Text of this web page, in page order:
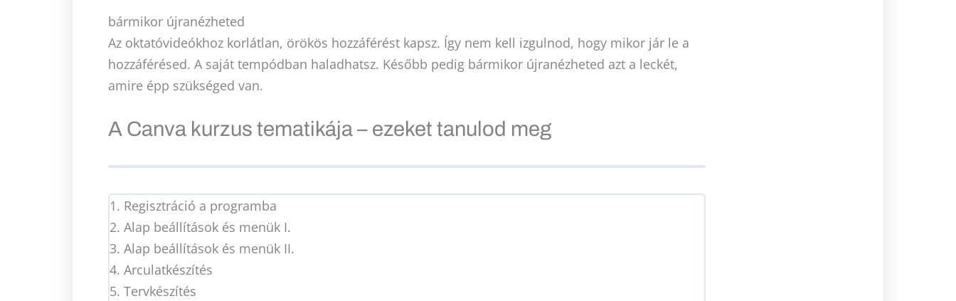
bármikor újranézheted
Az oktatóvideókhoz korlátlan, örökös hozzáférést kapsz. Így nem kell izgulnod, hogy mikor jár le a
hozzáférésed. A saját tempódban haladhatsz. Később pedig bármikor újranézheted azt a leckét,
amire épp szükséged van.
A Canva kurzus tematikája – ezeket tanulod meg
1. Regisztráció a programba
2. Alap beállítások és menük I.
3. Alap beállítások és menük II.
4. Arculatkészítés
5. Tervkészítés